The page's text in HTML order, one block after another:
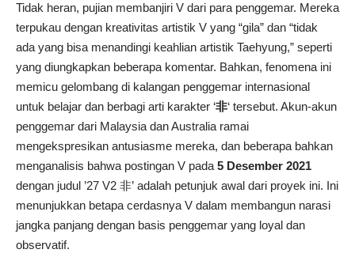
Tidak heran, pujian membanjiri V dari para penggemar. Mereka
terpukau dengan kreativitas artistik V yang “gila” dan “tidak
ada yang bisa menandingi keahlian artistik Taehyung,” seperti
yang diungkapkan beberapa komentar. Bahkan, fenomena ini
memicu gelombang di kalangan penggemar internasional
untuk belajar dan berbagi arti karakter ‘非‘ tersebut. Akun-akun
penggemar dari Malaysia dan Australia ramai
mengekspresikan antusiasme mereka, dan beberapa bahkan
menganalisis bahwa postingan V pada5 Desember 2021
dengan judul ’27 V2 非’ adalah petunjuk awal dari proyek ini. Ini
menunjukkan betapa cerdasnya V dalam membangun narasi
jangka panjang dengan basis penggemar yang loyal dan
observatif.